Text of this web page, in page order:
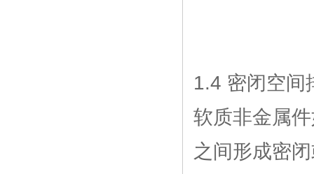
1.4 密闭空间
软质非金属
之间形成密